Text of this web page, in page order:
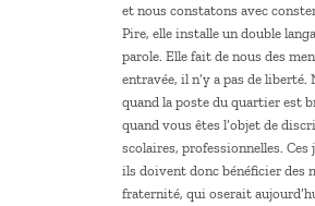
et nous constatons avec
Pire, elle installe un double
parole. Elle fait de nous des
entravée, il n’y a pas de
quand la poste du quartier est
quand vous êtes l’objet de
scolaires, professionnelles.
ils doivent donc bénéficier des
fraternité, qui oserait